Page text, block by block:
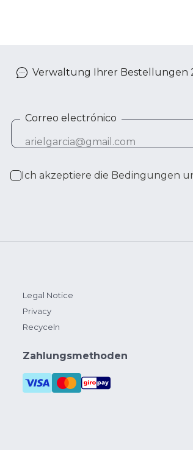
Verwaltung Ihrer Bestellungen
Correo electrónico
Ich akzeptiere die Bedingungen
Legal Notice
Privacy
Recyceln
Zahlungsmethoden